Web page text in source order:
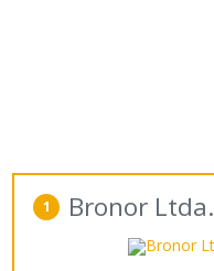
1 Bronor Ltda.